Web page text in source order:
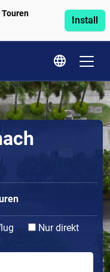
Install
Nur direkt